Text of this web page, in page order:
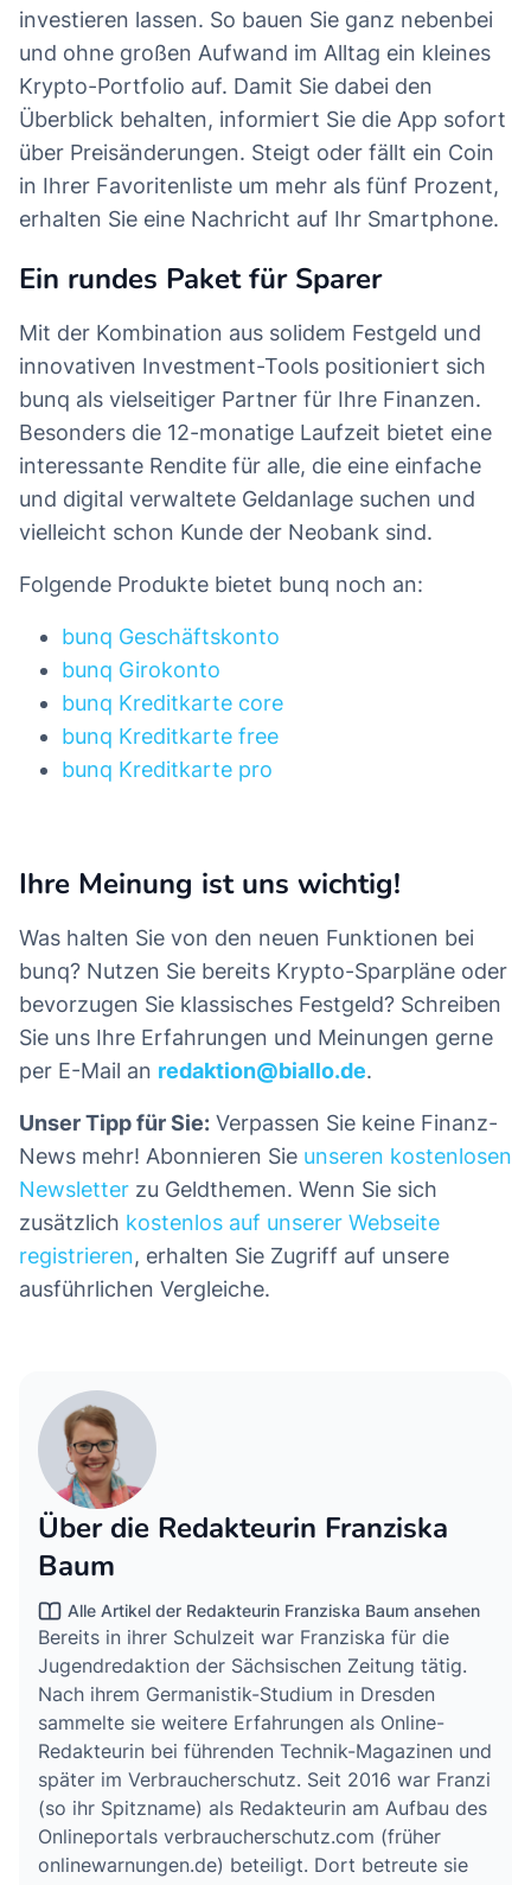
investieren lassen. So bauen Sie ganz nebenbei
und ohne großen Aufwand im Alltag ein kleines
Krypto-Portfolio auf. Damit Sie dabei den
Überblick behalten, informiert Sie die App sofort
über Preisänderungen. Steigt oder fällt ein Coin
in Ihrer Favoritenliste um mehr als fünf Prozent,
erhalten Sie eine Nachricht auf Ihr Smartphone.
Ein rundes Paket für Sparer
Mit der Kombination aus solidem Festgeld und
innovativen Investment-Tools positioniert sich
bunq als vielseitiger Partner für Ihre Finanzen.
Besonders die 12-monatige Laufzeit bietet eine
interessante Rendite für alle, die eine einfache
und digital verwaltete Geldanlage suchen und
vielleicht schon Kunde der Neobank sind.
Folgende Produkte bietet bunq noch an:
bunq Geschäftskonto
bunq Girokonto
bunq Kreditkarte core
bunq Kreditkarte free
bunq Kreditkarte pro
Ihre Meinung ist uns wichtig!
Was halten Sie von den neuen Funktionen bei
bunq? Nutzen Sie bereits Krypto-Sparpläne oder
bevorzugen Sie klassisches Festgeld? Schreiben
Sie uns Ihre Erfahrungen und Meinungen gerne
per E-Mail an redaktion@biallo.de.
Unser Tipp für Sie: Verpassen Sie keine Finanz-
News mehr! Abonnieren Sie unseren kostenlosen
Newsletter zu Geldthemen. Wenn Sie sich
zusätzlich kostenlos auf unserer Webseite
registrieren, erhalten Sie Zugriff auf unsere
ausführlichen Vergleiche.
Über die Redakteurin Franziska
Baum
Alle Artikel der Redakteurin Franziska Baum ansehen
Bereits in ihrer Schulzeit war Franziska für die
Jugendredaktion der Sächsischen Zeitung tätig.
Nach ihrem Germanistik-Studium in Dresden
sammelte sie weitere Erfahrungen als Online-
Redakteurin bei führenden Technik-Magazinen und
später im Verbraucherschutz. Seit 2016 war Franzi
(so ihr Spitzname) als Redakteurin am Aufbau des
Onlineportals verbraucherschutz.com (früher
onlinewarnungen.de) beteiligt. Dort betreute sie